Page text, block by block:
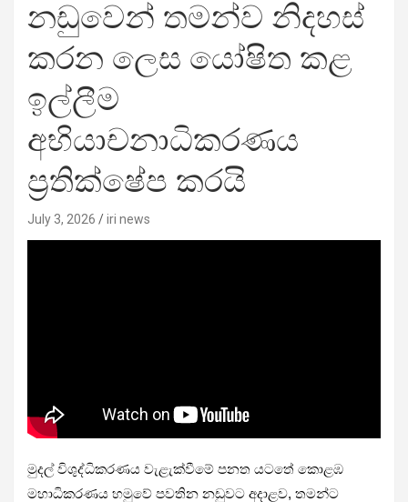
නඩුවෙන් තමන්ව නිදහස්
කරන ලෙස යෝෂිත කළ
ඉල්ලීම
අභියාචනාධිකරණය
ප්‍රතික්ෂේප කරයි
July 3, 2026 iri news
මුදල් විශුද්ධිකරණය වැළැක්වීමේ පනත යටතේ කොළඹ
මහාධිකරණය හමුවේ පවතින නඩුවට අදාළව, තමන්ට